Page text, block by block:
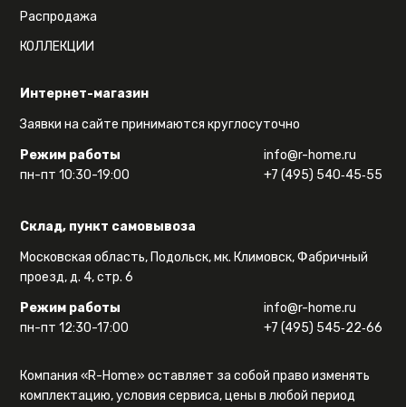
Интернет-магазин
Заявки на сайте принимаются круглосуточно
Режим работы
пн-пт 10:30-19:00
info@r-home.ru
+7 (495) 540‑45‑55
Склад, пункт самовывоза
Московская область, Подольск, мк. Климовск, Фабричный
проезд, д. 4, стр. 6
Режим работы
пн-пт 12:30-17:00
info@r-home.ru
+7 (495) 545‑22‑66
Распродажа
КОЛЛЕКЦИИ
Компания «R-Home» оставляет за собой право изменять
комплектацию, условия сервиса, цены в любой период